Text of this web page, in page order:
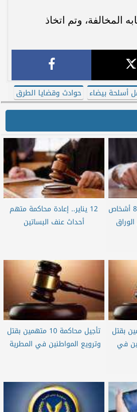
المخالفة، وتم اتخاذ
أسلحة بيضاء حوادث وقضايا الطرق
المؤبد لمتهم استعان بـ 8 أشخاص
12 يناير.. إعادة محاكمة متهم
أحداث عنف البساتين
10 متهمين بقتل
في
تأجيل محاكمة 10 متهمين بقتل
وترويع المواطنين في المطرية